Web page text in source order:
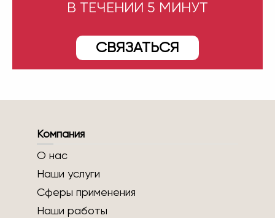
В ТЕЧЕНИИ 5 МИНУТ
СВЯЗАТЬСЯ
Компания
О нас
Наши услуги
Сферы применения
Наши работы